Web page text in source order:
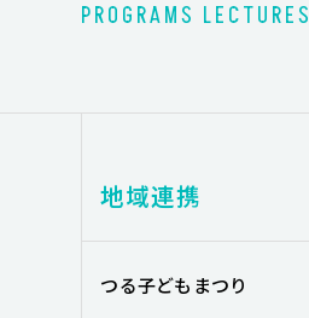
PROGRAMS LECTURES
地域連携
つる子どもまつり